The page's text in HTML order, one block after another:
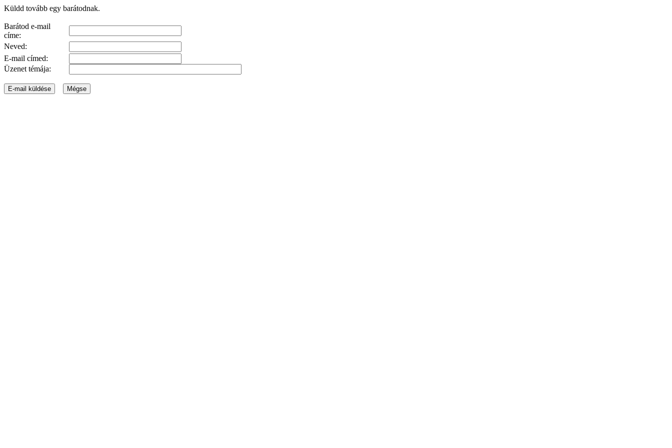
Küldd tovább egy barátodnak.
Barátod e-mail
címe:
Neved:
E-mail címed:
Üzenet témája: